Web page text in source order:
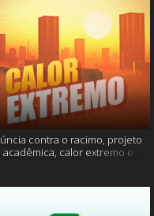
contra o racimo, projeto
acadêmica, calor extremo e